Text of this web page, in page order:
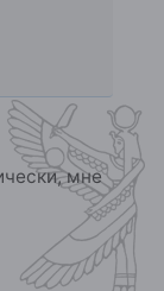
мне